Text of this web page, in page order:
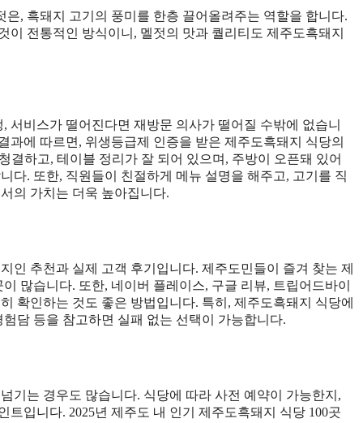
, 흑돼지 고기의 풍미를 한층 끌어올려주는 역할을 합니다.
전통적인 방식이니, 멜젓의 맛과 퀄리티도 제주도흑돼지
비스가 떨어진다면 재방문 의사가 떨어질 수밖에 없습니
과에 따르면, 위생등급제 인증을 받은 제주도흑돼지 식당의
결하고, 테이블 정리가 잘 되어 있으며, 주방이 오픈돼 있어
다. 또한, 직원들이 친절하게 메뉴 설명을 해주고, 고기를 직
의 가치는 더욱 높아집니다.
인 추천과 실제 고객 후기입니다. 제주도민들이 즐겨 찾는 제
많습니다. 또한, 네이버 플레이스, 구글 리뷰, 트립어드바이
확인하는 것도 좋은 방법입니다. 특히, 제주도흑돼지 식당에
담 등을 참고하면 실패 없는 선택이 가능합니다.
기는 경우도 많습니다. 식당에 따라 사전 예약이 가능한지,
입니다. 2025년 제주도 내 인기 제주도흑돼지 식당 100곳